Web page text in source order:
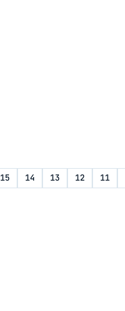
15 14 13 12 11